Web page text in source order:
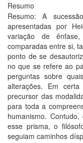
Resumo
Resumo: A
apresentadas por
variação de
comparadas entre si,
ponto de se
no que se refere ao
perguntas sobre
alterações. Em
precursor das
para toda a
humanismo.
esse prisma, o
seguiam caminhos